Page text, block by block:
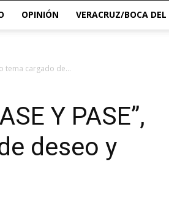
OPINIÓN VERACRUZ/BOCA DEL
tema cargado de...
Y PASE”,
deseo y